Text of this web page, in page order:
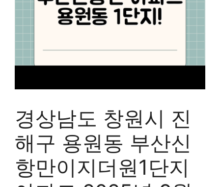
경상남도 창원시 진
해구 용원동 부산신
항만이지더원1단지